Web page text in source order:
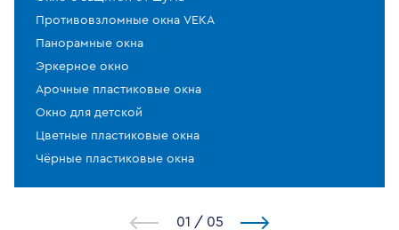
Противовзломные окна VEKA
Панорамные окна
Эркерное окно
Арочные пластиковые окна
Окно для детской
Цветные пластиковые окна
Чёрные пластиковые окна
1 / 5